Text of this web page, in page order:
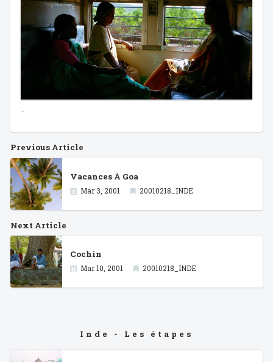
-
Previous Article
Vacances À Goa
Mar 3, 2001 20010218_INDE
Next Article
Cochin
Mar 10, 2001 20010218_INDE
Inde - Les étapes